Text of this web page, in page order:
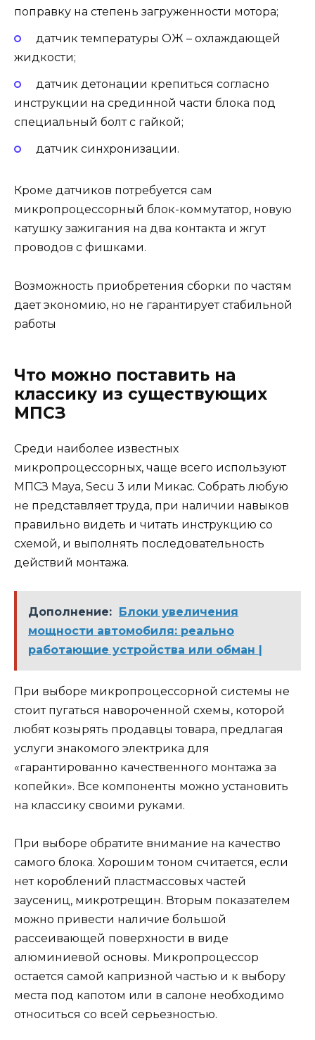
поправку на степень загруженности мотора;
датчик температуры ОЖ – охлаждающей
жидкости;
датчик детонации крепиться согласно
инструкции на срединной части блока под
специальный болт с гайкой;
датчик синхронизации.
Кроме датчиков потребуется сам
микропроцессорный блок-коммутатор, новую
катушку зажигания на два контакта и жгут
проводов с фишками.
Возможность приобретения сборки по частям
дает экономию, но не гарантирует стабильной
работы
Что можно поставить на
классику из существующих
МПСЗ
Среди наиболее известных
микропроцессорных, чаще всего используют
МПСЗ Мaya, Secu 3 или Микас. Собрать любую
не представляет труда, при наличии навыков
правильно видеть и читать инструкцию со
схемой, и выполнять последовательность
действий монтажа.
Дополнение: Блоки увеличения
мощности автомобиля: реально
работающие устройства или обман |
При выборе микропроцессорной системы не
стоит пугаться навороченной схемы, которой
любят козырять продавцы товара, предлагая
услуги знакомого электрика для
«гарантированно качественного монтажа за
копейки». Все компоненты можно установить
на классику своими руками.
При выборе обратите внимание на качество
самого блока. Хорошим тоном считается, если
нет короблений пластмассовых частей
заусениц, микротрещин. Вторым показателем
можно привести наличие большой
рассеивающей поверхности в виде
алюминиевой основы. Микропроцессор
остается самой капризной частью и к выбору
места под капотом или в салоне необходимо
относиться со всей серьезностью.